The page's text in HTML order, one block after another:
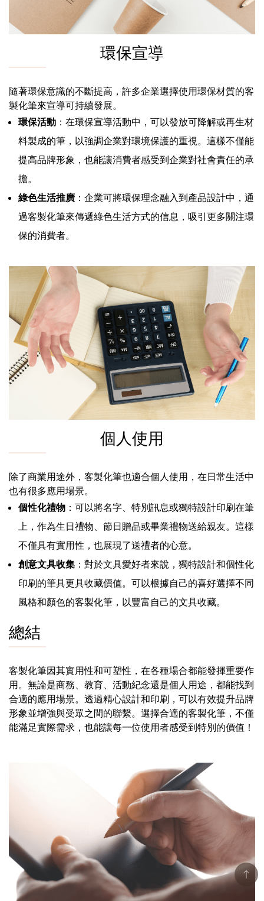
環保宣導
隨著環保意識的不斷提高，許多企業選擇使用環保材質的客
製化筆來宣導可持續發展。
環保活動 ：在環保宣導活動中，可以發放可降解或再生材
料製成的筆，以強調企業對環境保護的重視。這樣不僅能
提高品牌形象，也能讓消費者感受到企業對社會責任的承
擔。
綠色生活推廣 ：企業可將環保理念融入到產品設計中，通
過客製化筆來傳遞綠色生活方式的信息，吸引更多關注環
保的消費者。
個人使用
除了商業用途外，客製化筆也適合個人使用，在日常生活中
也有很多應用場景。
個性化禮物 ：可以將名字、特別訊息或獨特設計印刷在筆
上，作為生日禮物、節日贈品或畢業禮物送給親友。這樣
不僅具有實用性，也展現了送禮者的心意。
創意文具收集 ：對於文具愛好者來說，獨特設計和個性化
印刷的筆具更具收藏價值。可以根據自己的喜好選擇不同
風格和顏色的客製化筆，以豐富自己的文具收藏。
總結
客製化筆因其實用性和可塑性，在各種場合都能發揮重要作
用。無論是商務、教育、活動紀念還是個人用途，都能找到
合適的應用場景。透過精心設計和印刷，可以有效提升品牌
形象並增強與受眾之間的聯繫。選擇合適的客製化筆，不僅
能滿足實際需求，也能讓每一位使用者感受到特別的價值！